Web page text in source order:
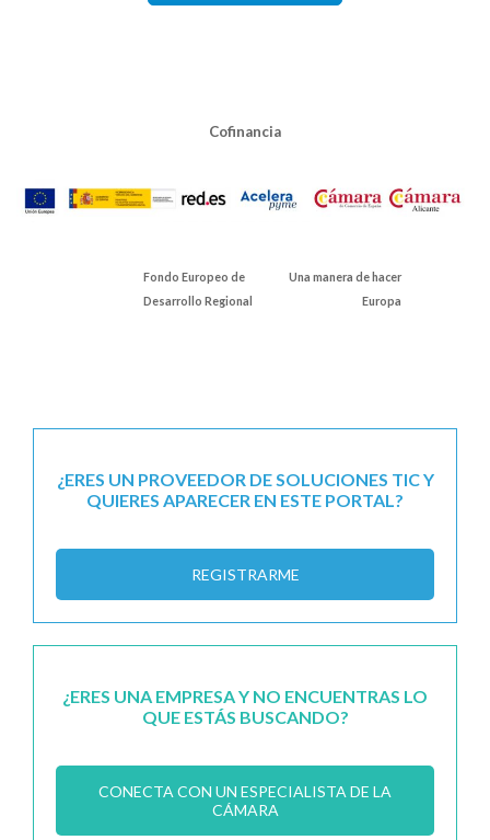
Cofinancia
Fondo Europeo de
Desarrollo Regional
Una manera de hacer
Europa
¿ERES UN PROVEEDOR DE SOLUCIONES TIC Y
QUIERES APARECER EN ESTE PORTAL?
REGISTRARME
¿ERES UNA EMPRESA Y NO ENCUENTRAS LO
QUE ESTÁS BUSCANDO?
CONECTA CON UN ESPECIALISTA DE LA
CÁMARA